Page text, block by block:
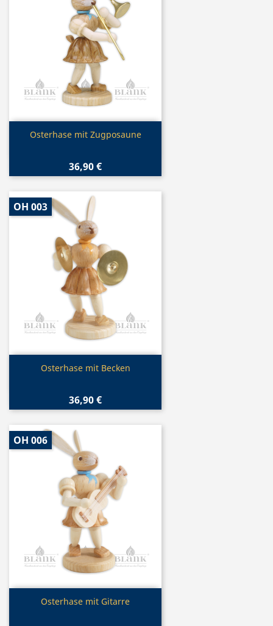
Vorschau
Osterhase mit Zugposaune
36,90 €
Vorschau
Osterhase mit Becken
36,90 €
OH 003
Vorschau
Osterhase mit Gitarre
OH 006